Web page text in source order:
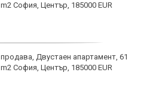
m2 София, Център, 185000 EUR
продава, Двустаен апартамент, 61
m2 София, Център, 185000 EUR